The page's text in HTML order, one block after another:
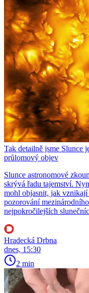
Tak detailně jsme Slunce
průlomový objev
Slunce astronomové
skrývá řadu tajemství.
mohl objasnit, jak vznikají
pozorování
nejpokročilejších
Hradecká Drbna
dnes, 15:30
2 min